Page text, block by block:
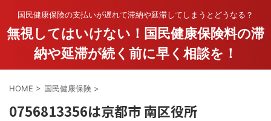
国民健康保険の支払いが遅れて滞納や延滞してしまうとどうなる？
無視してはいけない！国民健康保険料の滞
納や延滞が続く前に早く相談を！
HOME > 国民健康保険 >
0756813356は京都市 南区役所